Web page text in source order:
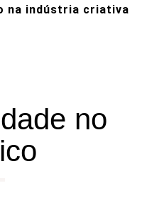
na indústria criativa
no